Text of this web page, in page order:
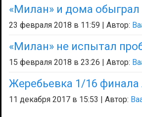
«Милан» и дома обыграл
23 февраля 2018 в 11:59 | Автор:
«Милан» не испытал
15 февраля 2018 в 23:26 | Автор:
Жеребьевка 1/16
11 декабря 2017 в 15:53 | Автор: